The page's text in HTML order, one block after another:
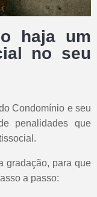
haja um
no seu
Condomínio e seu
penalidades que
gradação, para que
a passo: